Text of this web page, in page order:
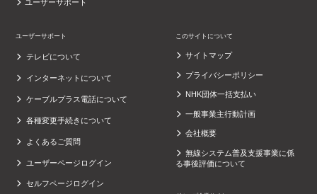
ユーザーサポート
ユーザーサポート
テレビについて
インターネットについて
ケーブルプラス電話について
各種変更手続きについて
よくあるご質問
ユーザーページログイン
セルフページログイン
このサイトについて
サイトマップ
プライバシーポリシー
NHK団体一括支払い
一般事業主行動計画
会社概要
無線システム普及支援事業に係
る事後評価について